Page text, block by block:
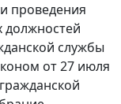
проведения
должностей
службы
от 27 июля